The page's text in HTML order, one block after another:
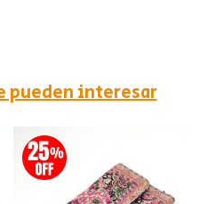
pueden interesar